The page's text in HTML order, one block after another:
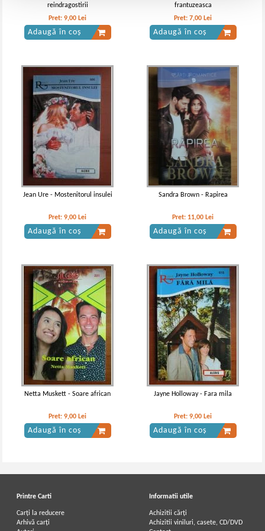
reindragostirii
Pret:9,00 Lei
Adaugă în coș
frantuzeasca
Pret:7,00 Lei
Adaugă în coș
Jean Ure - Mostenitorul insulei
Pret:9,00 Lei
Adaugă în coș
Sandra Brown - Rapirea
Pret: 11,00 Lei
Adaugă în coș
Netta Muskett - Soare african
Pret:9,00 Lei
Adaugă în coș
Jayne Holloway - Fara mila
Pret:9,00 Lei
Adaugă în coș
Printre Carti
Carți la reducere
Arhivă carți
Informatii utile
Achizitii cărți
Achizitii viniluri, casete, CD/DVD